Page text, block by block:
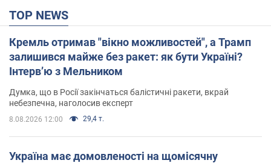
TOP NEWS
Кремль отримав "вікно можливостей", а Трамп
залишився майже без ракет: як бути Україні?
Інтерв’ю з Мельником
Думка, що в Росії закінчаться балістичні ракети, вкрай
небезпечна, наголосив експерт
8.08.2026 12:00 29,4 т.
Україна має домовленості на щомісячну